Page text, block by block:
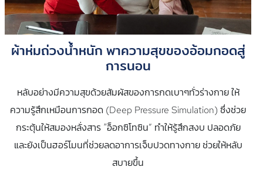
ผ้าห่มถ่วงน้ำหนัก พาความสุขของอ้อมกอดสู่
การนอน
หลับอย่างมีความสุขด้วยสัมผัสของการกดเบาๆทั่วร่างกาย ให้
ความรู้สึกเหมือนการกอด (Deep Pressure Simulation) ซึ่งช่วย
กระตุ้นให้สมองหลั่งสาร “อ็อกซิโทซิน” ทำให้รู้สึกสงบ ปลอดภัย
และยังเป็นฮอร์โมนที่ช่วยลดอาการเจ็บปวดทางกาย ช่วยให้หลับ
สบายขึ้น